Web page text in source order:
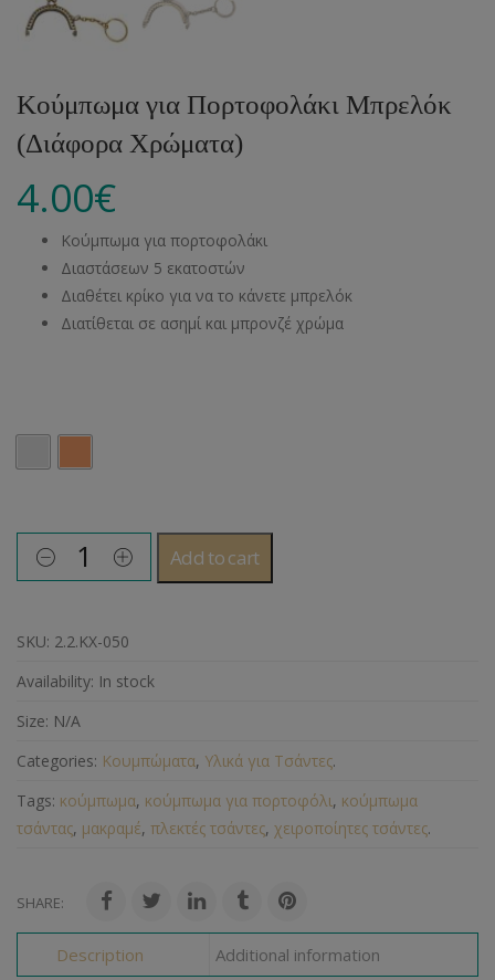
Κούμπωμα για Πορτοφολάκι Μπρελόκ
(Διάφορα Χρώματα)
4.00€
Κούμπωμα για πορτοφολάκι
Διαστάσεων 5 εκατοστών
Διαθέτει κρίκο για να το κάνετε μπρελόκ
Διατίθεται σε ασημί και μπρονζέ χρώμα
Add to cart
SKU: 2.2.ΚΧ-050
Availability: In stock
Size: N/A
Categories: Κουμπώματα, Υλικά για Τσάντες.
Tags: κούμπωμα, κούμπωμα για πορτοφόλι, κούμπωμα
τσάντας, μακραμέ, πλεκτές τσάντες, χειροποίητες τσάντες.
SHARE:
Description Additional information